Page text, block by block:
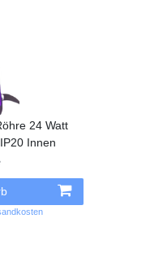
24 Watt
Innen